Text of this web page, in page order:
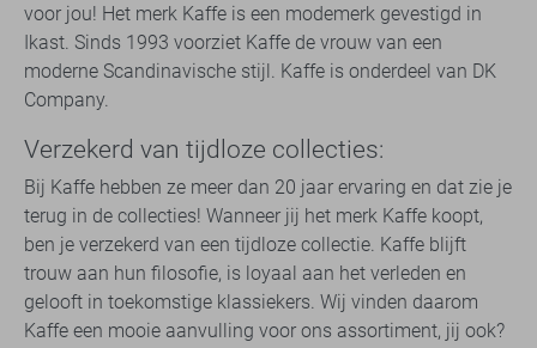
voor jou! Het merk Kaffe is een modemerk gevestigd in
Ikast. Sinds 1993 voorziet Kaffe de vrouw van een
moderne Scandinavische stijl. Kaffe is onderdeel van DK
Company.
Verzekerd van tijdloze collecties:
Bij Kaffe hebben ze meer dan 20 jaar ervaring en dat zie je
terug in de collecties! Wanneer jij het merk Kaffe koopt,
ben je verzekerd van een tijdloze collectie. Kaffe blijft
trouw aan hun filosofie, is loyaal aan het verleden en
gelooft in toekomstige klassiekers. Wij vinden daarom
Kaffe een mooie aanvulling voor ons assortiment, jij ook?